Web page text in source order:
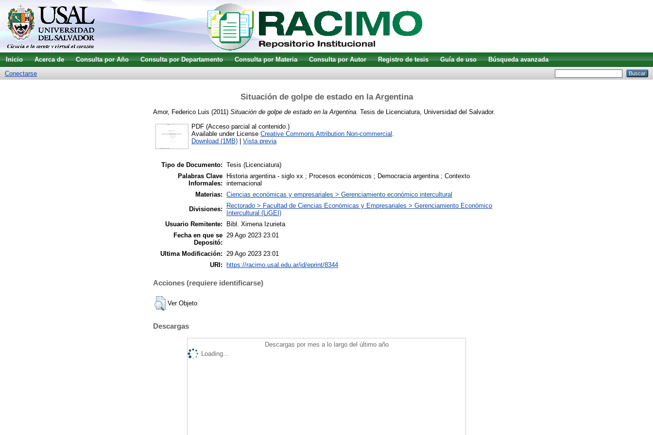
Inicio Acerca de Consulta por Año Consulta por Departamento Consulta por Materia Consulta por Autor Registro de tesis Guía de uso
Búsqueda avanzada
Conectarse
Situación de golpe de estado en la Argentina
Amor, Federico Luis (2011) Situación de golpe de estado en la Argentina. Tesis de Licenciatura, Universidad del Salvador.
PDF (Acceso parcial al contenido.)
Available under License Creative Commons Attribution Non-commercial .
Download (1MB)
Vista previa
Tipo de Documento: Tesis (Licenciatura)
Palabras Clave
Informales:
Historia argentina - siglo xx ; Procesos económicos ; Democracia argentina ; Contexto
internacional
Materias: Ciencias económicas y empresariales > Gerenciamiento económico intercultural
Divisiones:
Rectorado > Facultad de Ciencias Económicas y Empresariales > Gerenciamiento Económico
Intercultural (LiGEI)
Usuario Remitente:
Bibl. Ximena Izurieta
Fecha en que se
Depositó:
29 Ago 2023 23:01
Ultima Modificación: 29 Ago 2023 23:01
URI:
https://racimo.usal.edu.ar/id/eprint/8344
Acciones (requiere identificarse)
Ver Objeto
Descargas
Descargas por mes a lo largo del último año
Loading...